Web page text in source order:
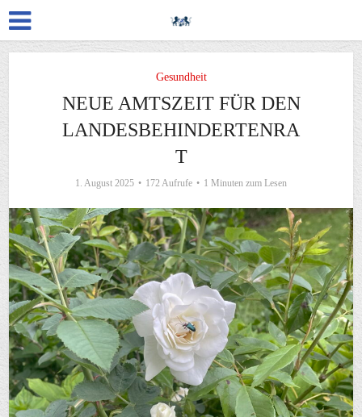
Gesundheit
NEUE AMTSZEIT FÜR DEN
LANDESBEHINDERTENRA
T
1. August 2025 172 Aufrufe 1 Minuten zum Lesen